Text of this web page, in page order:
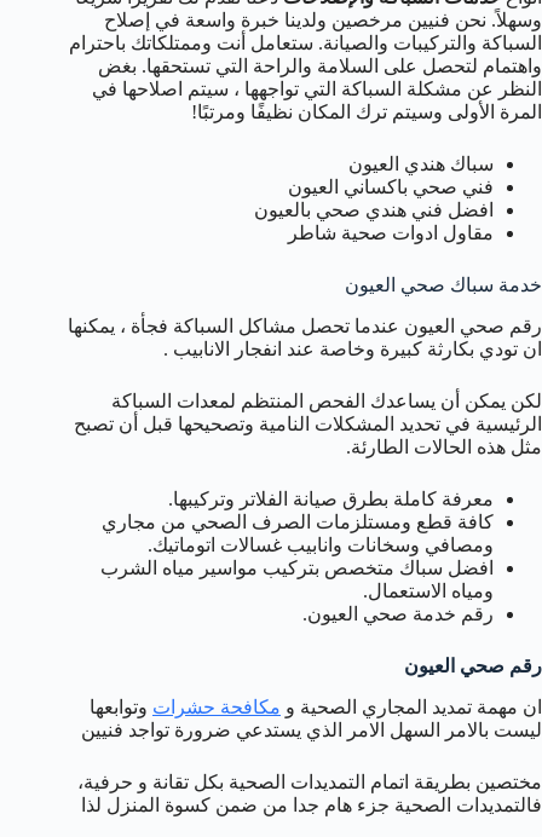
وسهلاً. نحن فنيين مرخصين ولدينا خبرة واسعة في إصلاح
السباكة والتركيبات والصيانة. ستعامل أنت وممتلكاتك باحترام
واهتمام لتحصل على السلامة والراحة التي تستحقها. بغض
النظر عن مشكلة السباكة التي تواجهها ، سيتم اصلاحها في
المرة الأولى وسيتم ترك المكان نظيفًا ومرتبًا!
سباك هندي العيون
فني صحي باكساني العيون
افضل فني هندي صحي بالعيون
مقاول ادوات صحية شاطر
خدمة سباك صحي العيون
رقم صحي العيون عندما تحصل مشاكل السباكة فجأة ، يمكنها
ان تودي بكارثة كبيرة وخاصة عند انفجار الانابيب .
لكن يمكن أن يساعدك الفحص المنتظم لمعدات السباكة
الرئيسية في تحديد المشكلات النامية وتصحيحها قبل أن تصبح
مثل هذه الحالات الطارئة.
معرفة كاملة بطرق صيانة الفلاتر وتركيبها.
كافة قطع ومستلزمات الصرف الصحي من مجاري
ومصافي وسخانات وانابيب غسالات اتوماتيك.
افضل سباك متخصص بتركيب مواسير مياه الشرب
ومياه الاستعمال.
رقم خدمة صحي العيون.
رقم صحي العيون
ان مهمة تمديد المجاري الصحية و مكافحة حشرات وتوابعها
ليست بالامر السهل الامر الذي يستدعي ضرورة تواجد فنيين
مختصين بطريقة اتمام التمديدات الصحية بكل تقانة و حرفية،
فالتمديدات الصحية جزء هام جدا من ضمن كسوة المنزل لذا